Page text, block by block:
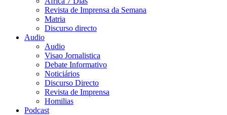
Revista de Imprensa da Semana
Matria
Discurso directo
Audio
Audio
Visao Jornalistica
Debate Informativo
Noticiários
Discurso Directo
Revista de Imprensa
Homilias
Podcast